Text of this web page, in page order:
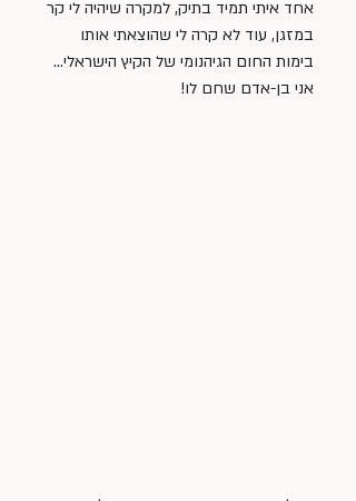
אחד איתי תמיד בתיק, למקרה שיהיה לי קר
במזגן, עוד לא קרה לי שהוצאתי אותו
בימות החום הגיהנומי של הקיץ הישראלי…
אני בן-אדם שחם לו!